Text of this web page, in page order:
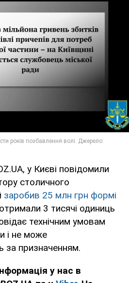
у Києві повідомили
столичного
заробив 25 млн грн формі
3 тисячі одиниць
технічним умовам
і не може
за призначенням.
у нас в